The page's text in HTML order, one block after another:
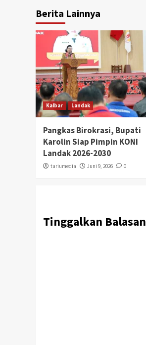
Berita Lainnya
Kalbar Landak
Pangkas Birokrasi, Bupati
Karolin Siap Pimpin KONI
Landak 2026-2030
tariumedia Juni 9, 2026 0
Tinggalkan Balasan